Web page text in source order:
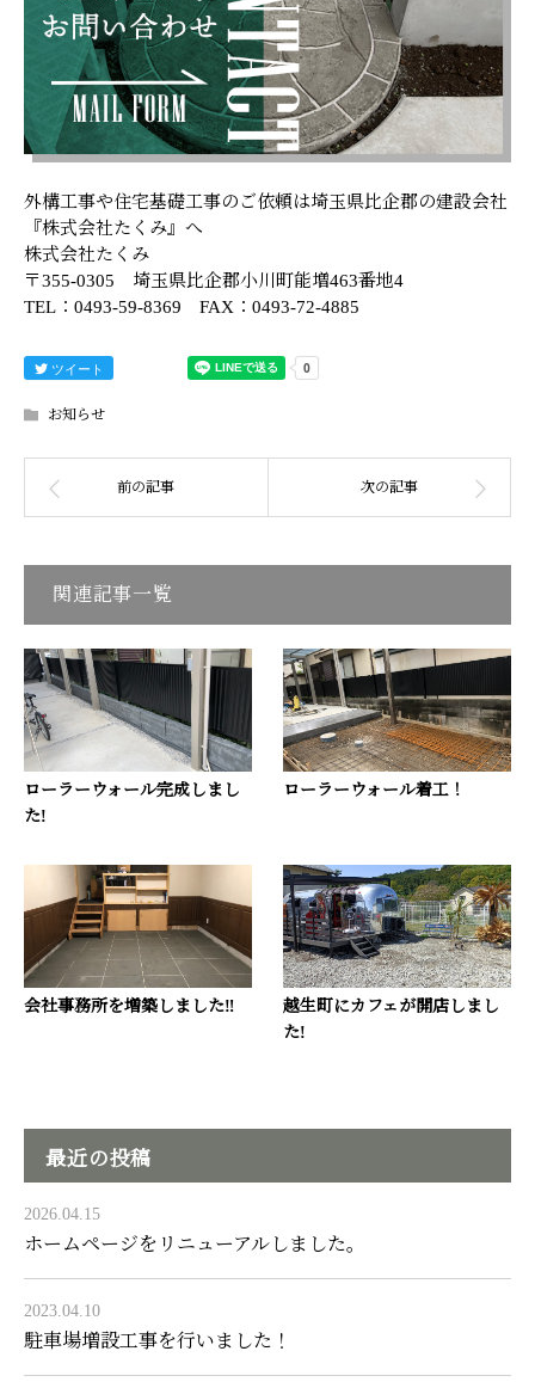
外構工事や住宅基礎工事のご依頼は埼玉県比企郡の建設会社
『株式会社たくみ』へ
株式会社たくみ
〒355-0305 埼玉県比企郡小川町能増463番地4
TEL：0493-59-8369 FAX：0493-72-4885
ツイート
お知らせ
関連記事一覧
ローラーウォール完成しまし
た!
ローラーウォール着工！
会社事務所を増築しました‼
越生町にカフェが開店しまし
た!
最近の投稿
2026.04.15
ホームページをリニューアルしました。
2023.04.10
駐車場増設工事を行いました！